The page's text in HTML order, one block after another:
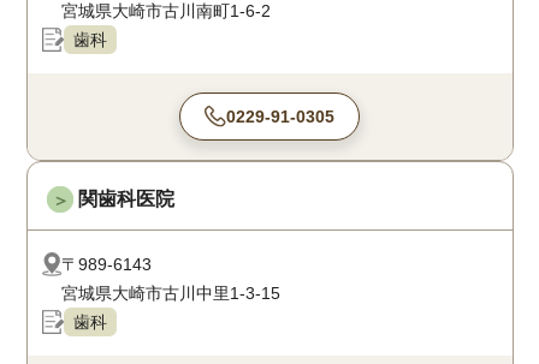
宮城県大崎市古川南町1-6-2
歯科
0229-91-0305
＞ 関歯科医院
〒989-6143
宮城県大崎市古川中里1-3-15
歯科